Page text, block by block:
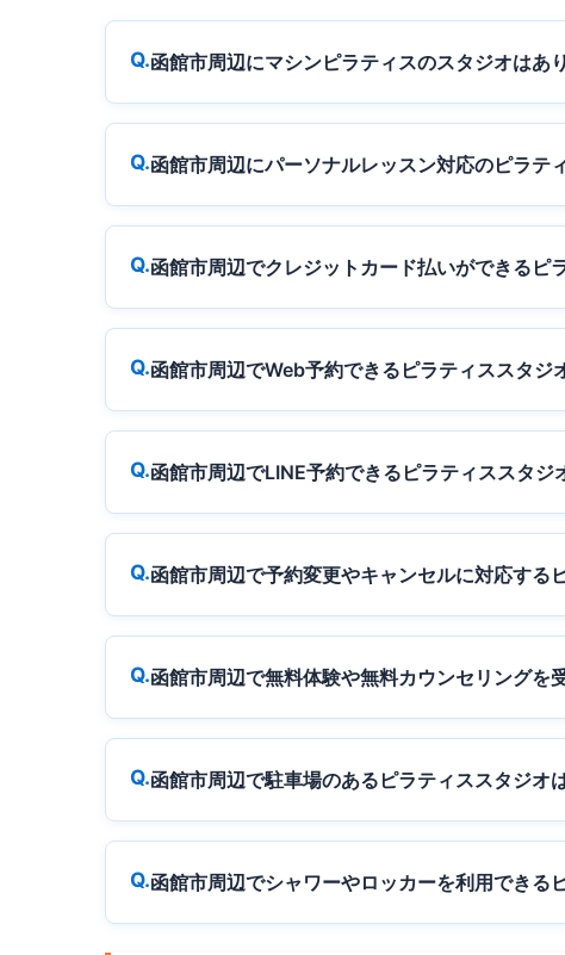
函館市周辺にマシンピラティスのスタジオはあ
函館市周辺にパーソナルレッスン対応のピラテ
函館市周辺でクレジットカード払いができるピ
函館市周辺でWeb予約できるピラティススタジ
函館市周辺でLINE予約できるピラティススタジ
函館市周辺で予約変更やキャンセルに対応する
函館市周辺で無料体験や無料カウンセリングを
函館市周辺で駐車場のあるピラティススタジオ
函館市周辺でシャワーやロッカーを利用できる